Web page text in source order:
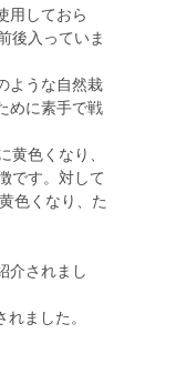
用しておら
後入っていま
ような自然栽
めに素手で戦
色くなり、
です。対して
色くなり、た
介されまし
ました。